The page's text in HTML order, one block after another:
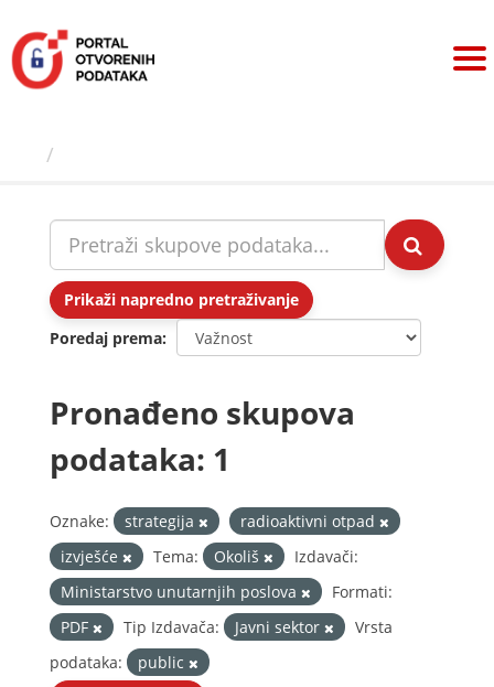
sadržaj
Prikaži napredno pretraživanje
Poredaj prema
Pronađeno skupova
podataka: 1
Oznake: strategija
radioaktivni otpad
izvješće
Tema: Okoliš
Izdavači:
Ministarstvo unutarnjih poslova
Formati:
PDF
Tip Izdavača: Javni sektor
Vrsta
podataka:
public